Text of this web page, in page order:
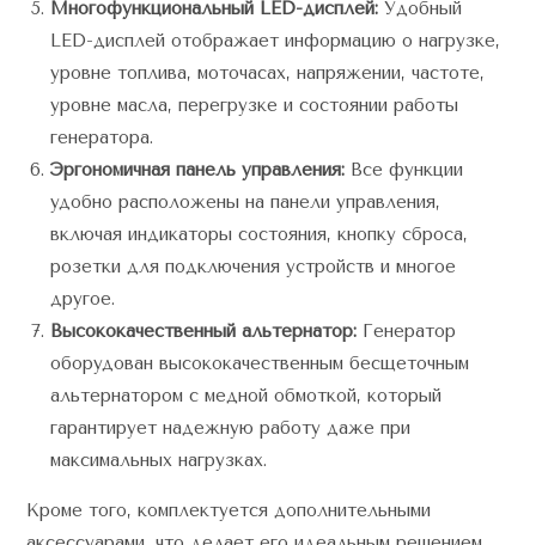
Многофункциональный LED-дисплей: Удобный
LED-дисплей отображает информацию о нагрузке,
уровне топлива, моточасах, напряжении, частоте,
уровне масла, перегрузке и состоянии работы
генератора.
Эргономичная панель управления: Все функции
удобно расположены на панели управления,
включая индикаторы состояния, кнопку сброса,
розетки для подключения устройств и многое
другое.
Высококачественный альтернатор: Генератор
оборудован высококачественным бесщеточным
альтернатором с медной обмоткой, который
гарантирует надежную работу даже при
максимальных нагрузках.
Кроме того, комплектуется дополнительными